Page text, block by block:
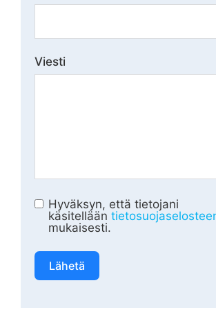
Viesti
Hyväksyn, että tietojani
käsitellään
mukaisesti.
Lähetä